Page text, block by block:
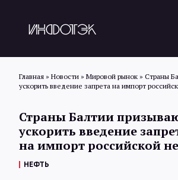
Новости
Главная » Новости » Мировой рынок » Страны
ускорить введение запрета на импорт
Страны Балтии
ускорить введение
на импорт российской
НЕФТЬ